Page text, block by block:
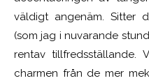
väldigt angenäm. Sitter
(som jag i nuvarande
rentav tillfredsställande.
charmen från de mer